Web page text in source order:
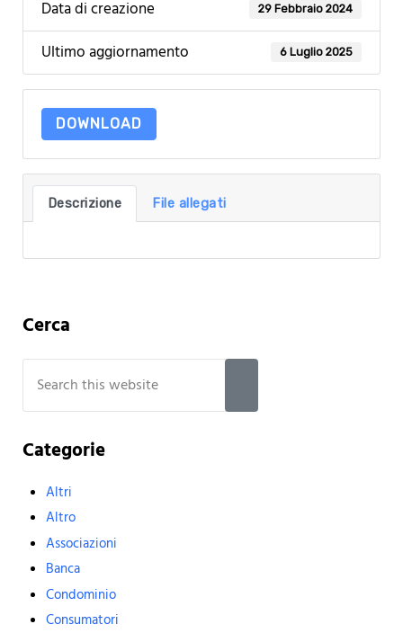
Data di creazione 29 Febbraio 2024
Ultimo aggiornamento 6 Luglio 2025
DOWNLOAD
Descrizione File allegati
Sidebar
Cerca
Categorie
Altri
Altro
Associazioni
Banca
Condominio
Consumatori